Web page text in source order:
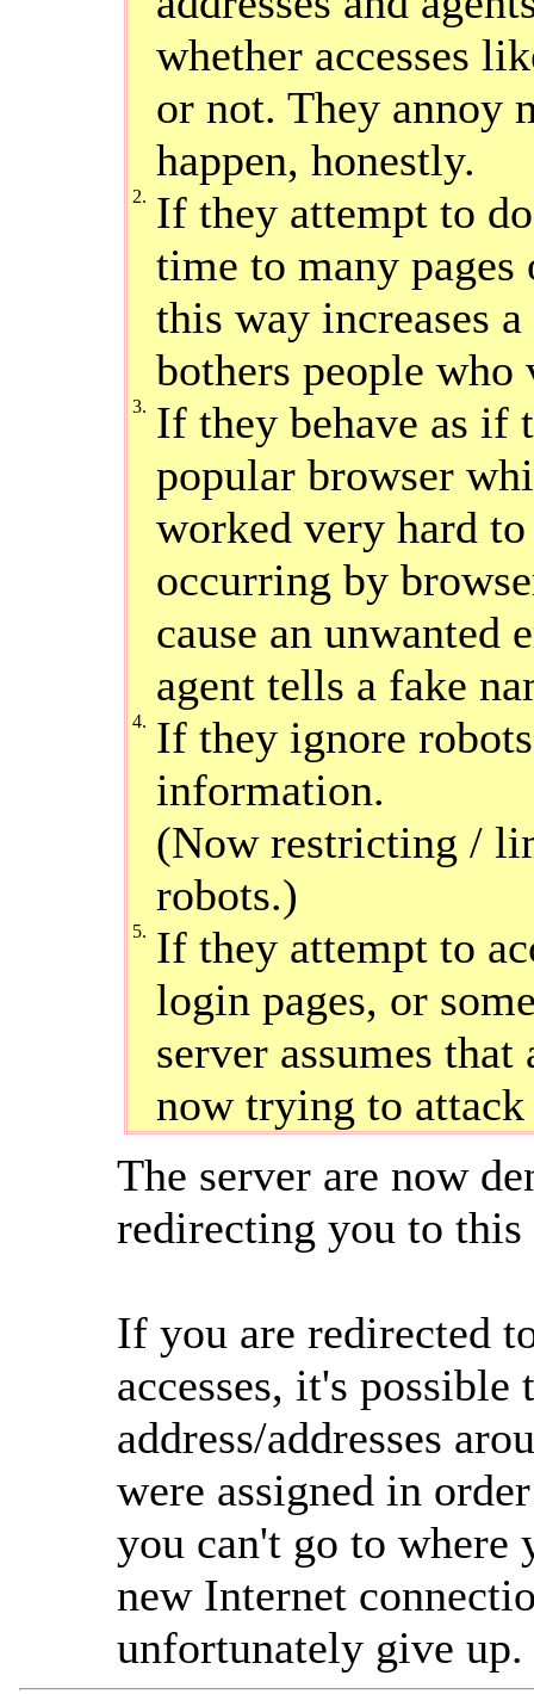
whether accesses
or not. They annoy
happen, honestly.
2. If they attempt to
time to many pages
this way increases
bothers people who
3. If they behave as if
popular browser
worked very hard
occurring by
cause an unwanted
agent tells a fake
4. If they ignore
information.
(Now restricting /
robots.)
5. If they attempt to
login pages, or
server assumes
now trying to
The server are now
redirecting you to this
If you are redirected
accesses, it's possible
address/addresses
were assigned in
you can't go to where
new Internet
unfortunately give up.